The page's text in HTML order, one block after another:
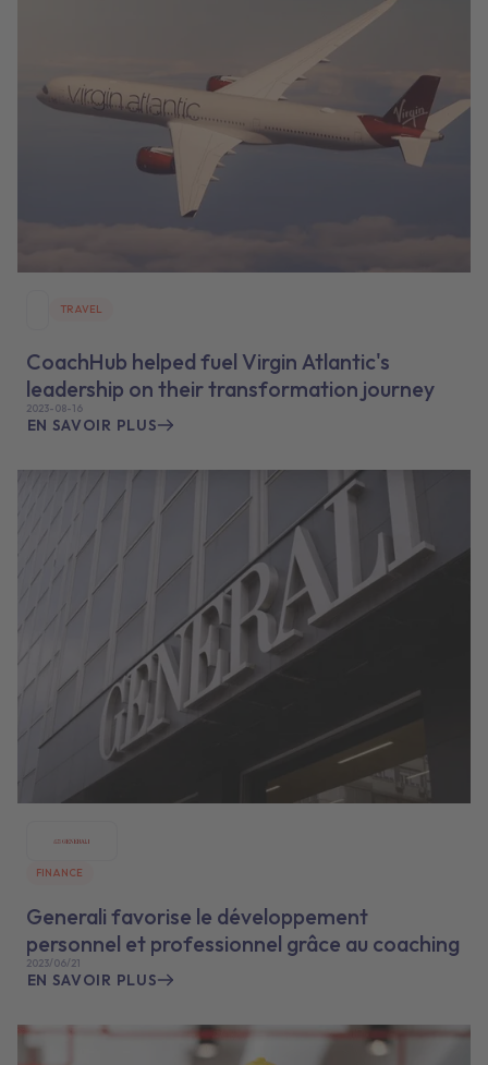
TRAVEL
CoachHub helped fuel Virgin Atlantic's
leadership on their transformation journey
2023-08-16
EN SAVOIR PLUS
FINANCE
Generali favorise le développement
personnel et professionnel grâce au coaching
2023/06/21
EN SAVOIR PLUS